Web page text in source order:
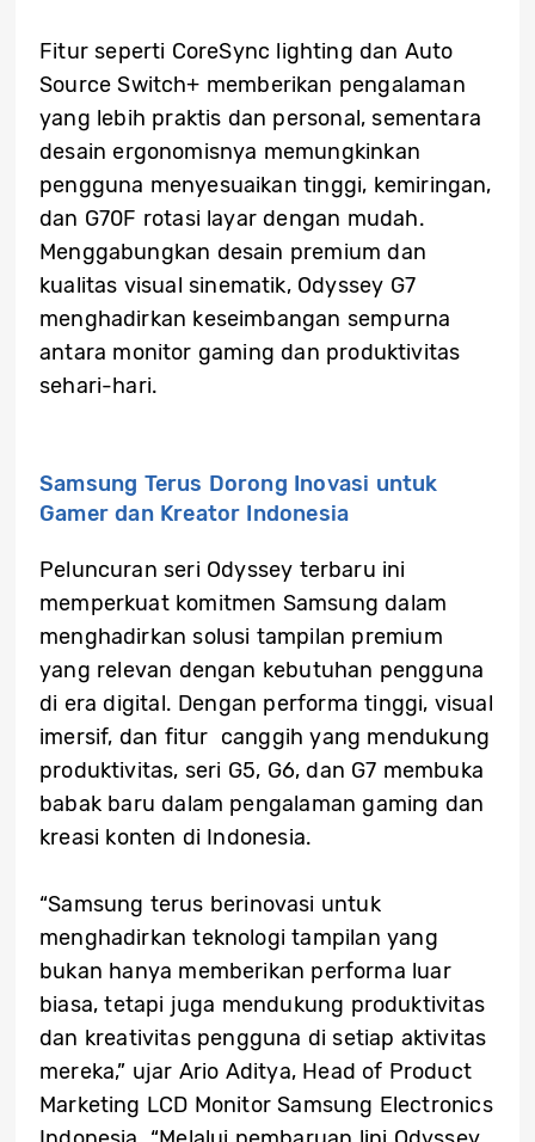
Fitur seperti CoreSync lighting dan Auto
Source Switch+ memberikan pengalaman
yang lebih praktis dan personal, sementara
desain ergonomisnya memungkinkan
pengguna menyesuaikan tinggi, kemiringan,
dan G70F rotasi layar dengan mudah.
Menggabungkan desain premium dan
kualitas visual sinematik, Odyssey G7
menghadirkan keseimbangan sempurna
antara monitor gaming dan produktivitas
sehari-hari.
Samsung Terus Dorong Inovasi untuk
Gamer dan Kreator Indonesia
Peluncuran seri Odyssey terbaru ini
memperkuat komitmen Samsung dalam
menghadirkan solusi tampilan premium
yang relevan dengan kebutuhan pengguna
di era digital. Dengan performa tinggi, visual
imersif, dan fitur canggih yang mendukung
produktivitas, seri G5, G6, dan G7 membuka
babak baru dalam pengalaman gaming dan
kreasi konten di Indonesia.
“Samsung terus berinovasi untuk
menghadirkan teknologi tampilan yang
bukan hanya memberikan performa luar
biasa, tetapi juga mendukung produktivitas
dan kreativitas pengguna di setiap aktivitas
mereka,” ujar Ario Aditya, Head of Product
Marketing LCD Monitor Samsung Electronics